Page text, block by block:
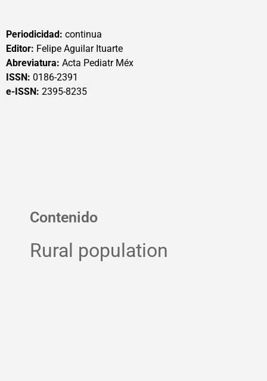
Periodicidad: continua
Editor: Felipe Aguilar Ituarte
Abreviatura: Acta Pediatr Méx
ISSN: 0186-2391
e-ISSN: 2395-8235
Contenido
Rural population